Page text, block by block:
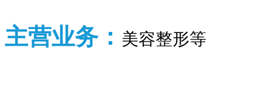
主营业务： 美容整形等